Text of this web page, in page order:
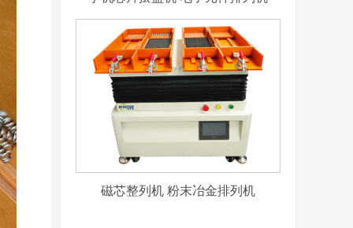
磁芯整列机 粉末冶金排列机